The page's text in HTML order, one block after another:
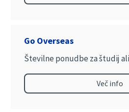
Go Overseas
Številne ponudbe za študij
Več info